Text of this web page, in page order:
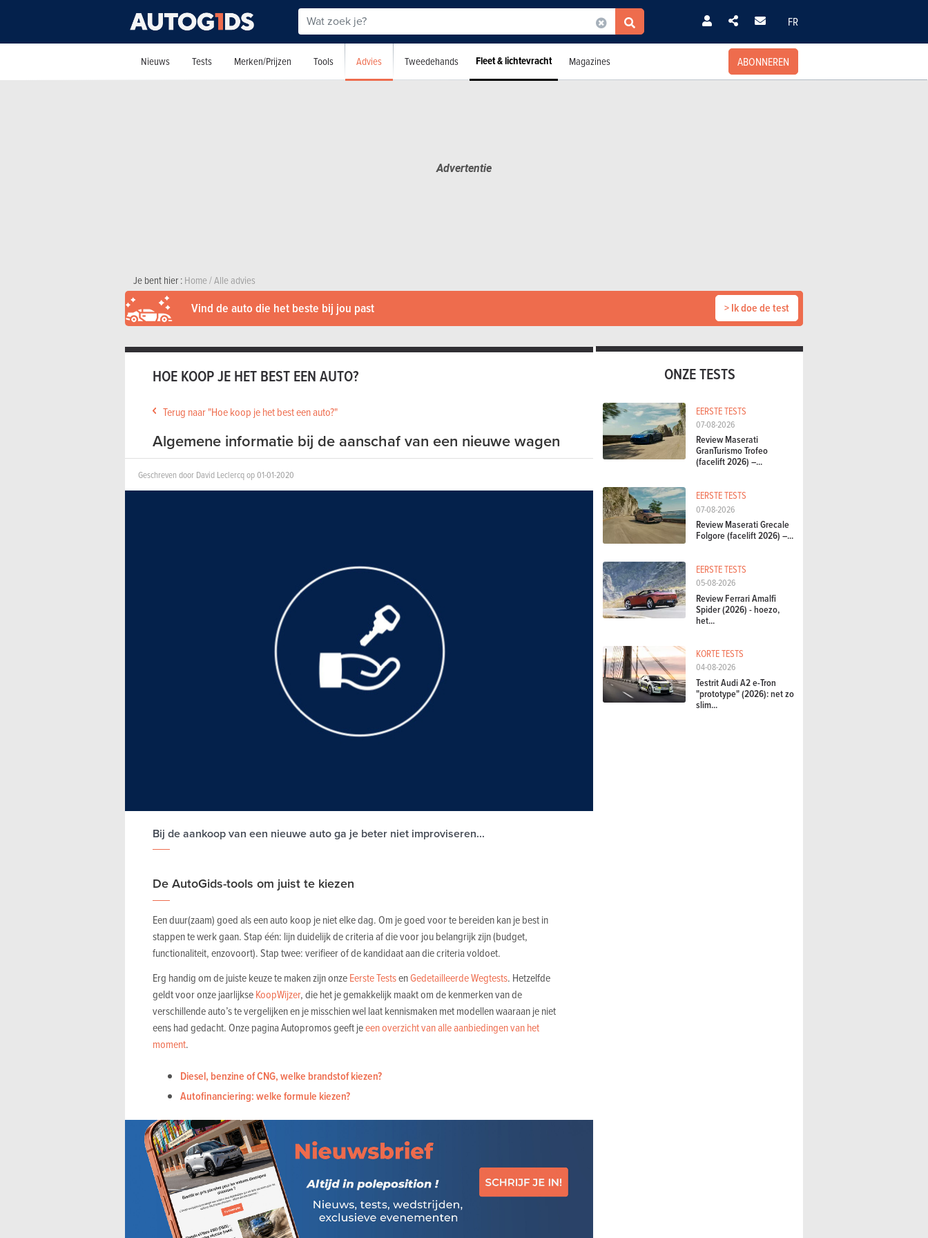
FR
Nieuws Tests Merken/Prijzen Tools Advies Tweedehands Fleet & lichtevracht Magazines ABONNEREN
Je bent hier :Home/Alle advies
Vind de auto die het beste bij jou past > Ik doe de test
HOE KOOP JE HET BEST EEN AUTO?
Terug naar "Hoe koop je het best een auto?"
Algemene informatie bij de aanschaf van een nieuwe wagen
Geschreven door David Leclercq op 01-01-2020
Bij de aankoop van een nieuwe auto ga je beter niet improviseren...
De AutoGids-tools om juist te kiezen
Een duur(zaam) goed als een auto koop je niet elke dag. Om je goed voor te bereiden kan je best in
stappen te werk gaan. Stap één: lijn duidelijk de criteria af die voor jou belangrijk zijn (budget,
functionaliteit, enzovoort). Stap twee: verifieer of de kandidaat aan die criteria voldoet.
Erg handig om de juiste keuze te maken zijn onzeEerste TestsenGedetailleerde Wegtests. Hetzelfde
geldt voor onze jaarlijkseKoopWijzer, die het je gemakkelijk maakt om de kenmerken van de
verschillende auto’s te vergelijken en je misschien wel laat kennismaken met modellen waaraan je niet
eens had gedacht. Onze pagina Autopromos geeft jeeen overzicht van alle aanbiedingen van het
moment.
Diesel, benzine of CNG, welke brandstof kiezen?
Autofinanciering: welke formule kiezen?
ONZE TESTS
EERSTE TESTS
07-08-2026
Review Maserati
GranTurismo Trofeo
(facelift 2026) –...
EERSTE TESTS
07-08-2026
Review Maserati Grecale
Folgore (facelift 2026) –...
EERSTE TESTS
05-08-2026
Review Ferrari Amalfi
Spider (2026) - hoezo,
het...
KORTE TESTS
04-08-2026
Testrit Audi A2 e-Tron
"prototype" (2026): net zo
slim...